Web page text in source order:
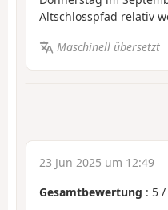
Altschlosspfad relativ
Maschinell übersetzt
23 Jun 2025 um 12:49
Gesamtbewertung : 5 /